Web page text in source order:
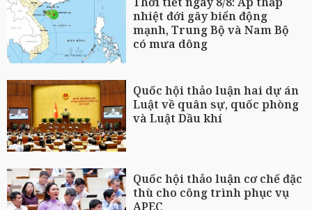
nhiệt đới gây biển động
mạnh, Trung Bộ và Nam Bộ
có mưa dông
Quốc hội thảo luận hai dự án
Luật về quân sự, quốc phòng
và Luật Dầu khí
Quốc hội thảo luận cơ chế đặc
thù cho công trình phục vụ
APEC